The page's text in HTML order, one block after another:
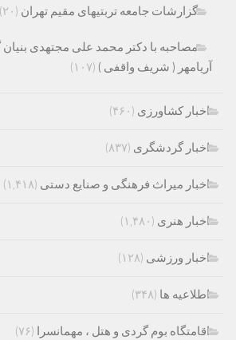
گزارشات جامعه تربتیهای مقیم تهران (۲۰)
مصاحبه با دکتر محمد علی مجتهدی بنیان
آریامهر ( شریف واقفی ) (۱۰۷)
اخبار کشاورزی (۴۶۰)
اخبار گردشگری (۸۳۷)
اخبار میراث فرهنگی و صنایع دستی (۱,۴۱۸)
اخبار هنری (۱,۴۸۰)
اخبار ورزشی (۱۲۸)
اطلاعیه ها (۳۴۸)
اقامتگاه بوم گردی و هتل ، مهمانسرا (۷۶)